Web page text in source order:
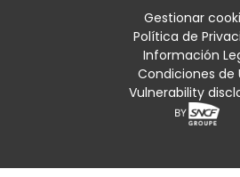
Condiciones comercialesGestionar
Política de
Información
Condiciones de
Vulnerability